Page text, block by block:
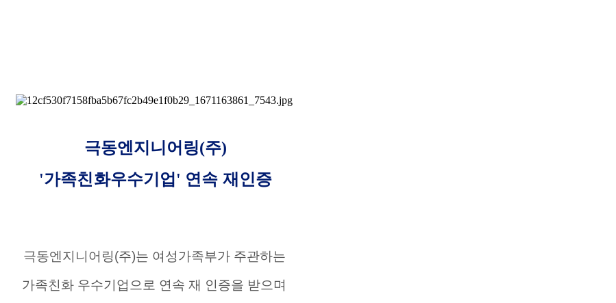
극동엔지니어링(주)
'가족친화우수기업' 연속 재인증
극동엔지니어링(주)는 여성가족부가 주관하는
가족친화 우수기업으로 연속 재 인증을 받으며